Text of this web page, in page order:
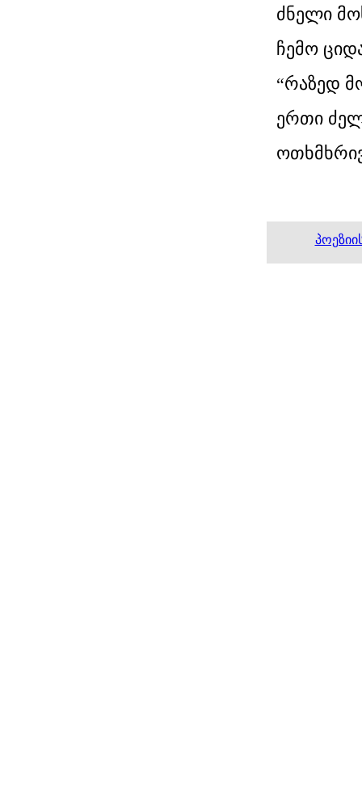
ძნელი
ჩემო
“რაზედ
ერთი